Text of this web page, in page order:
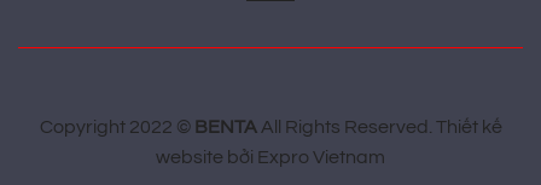
Copyright 2022 © BENTAAll Rights Reserved. Thiết kế
website bởi Expro Vietnam